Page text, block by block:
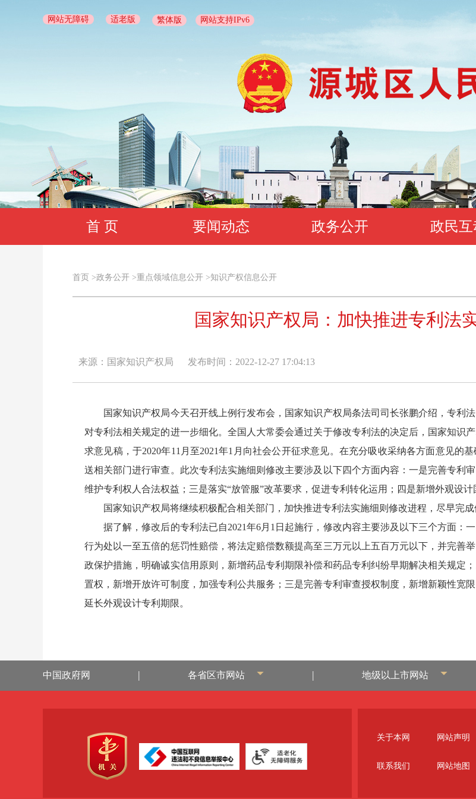
网站无障碍 适老版 繁体版 网站支持IPv6
首 页 要闻动态 政务公开 政民互
首页 >政务公开 >重点领域信息公开 >知识产权信息公开
国家知识产权局：加快推进专利法
来源：国家知识产权局 发布时间：2022-12-27 17:04:13
国家知识产权局今天召开线上例行发布会，国家知识产权局条法司司长张鹏介绍，专利
对专利法相关规定的进一步细化。全国人大常委会通过关于修改专利法的决定后，国家知识
求意见稿，于2020年11月至2021年1月向社会公开征求意见。在充分吸收采纳各方面意见的
送相关部门进行审查。此次专利法实施细则修改主要涉及以下四个方面内容：一是完善专利
维护专利权人合法权益；三是落实“放管服”改革要求，促进专利转化运用；四是新增外观设计
国家知识产权局将继续积极配合相关部门，加快推进专利法实施细则修改进程，尽早完成
据了解，修改后的专利法已自2021年6月1日起施行，修改内容主要涉及以下三个方面：
行为处以一至五倍的惩罚性赔偿，将法定赔偿数额提高至三万元以上五百万元以下，并完善
政保护措施，明确诚实信用原则，新增药品专利期限补偿和药品专利纠纷早期解决相关规定
置权，新增开放许可制度，加强专利公共服务；三是完善专利审查授权制度，新增新颖性宽
延长外观设计专利期限。
中国政府网 | 各省区市网站 | 地级以上市网站
关于本网 网站声明
联系我们 网站地图